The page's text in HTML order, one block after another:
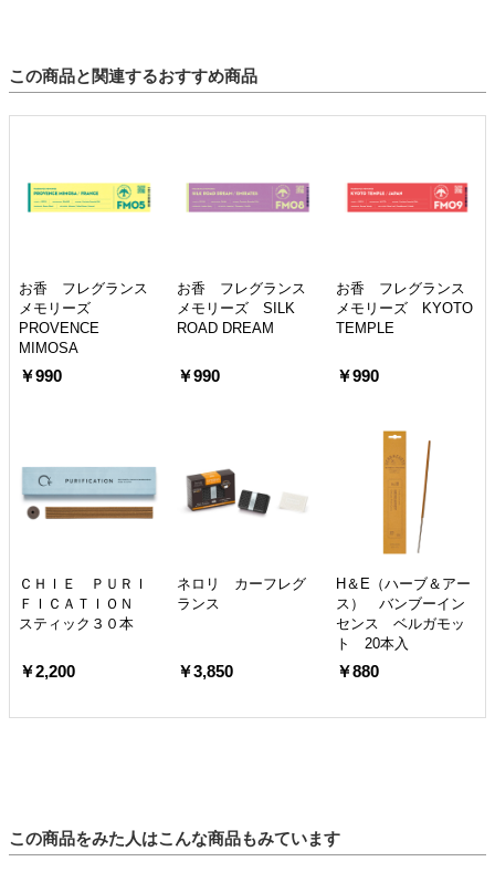
この商品と関連するおすすめ商品
お香 フレグランス
メモリーズ
PROVENCE
MIMOSA
￥990
お香 フレグランス
メモリーズ SILK
ROAD DREAM
￥990
お香 フレグランス
メモリーズ KYOTO
TEMPLE
￥990
ＣＨＩＥ ＰＵＲＩ
ＦＩＣＡＴＩＯＮ
スティック３０本
￥2,200
ネロリ カーフレグ
ランス
￥3,850
H＆E（ハーブ＆アー
ス） バンブーイン
センス ベルガモッ
ト 20本入
￥880
この商品をみた人はこんな商品もみています